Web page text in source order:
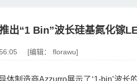
出“1 Bin”波长硅基氮化镓
[编辑： florawu]
体制造商Azzurro展示了‘1-bin’波